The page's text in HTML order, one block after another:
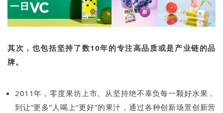
其次，也包括坚持了数10年的专注高品质或是产业链的品
牌。
2011年，零度果坊上市。从坚持绝不辜负每一颗好水果，
到让“更多”人喝上“更好”的果汁，通过各种创新场景创新营